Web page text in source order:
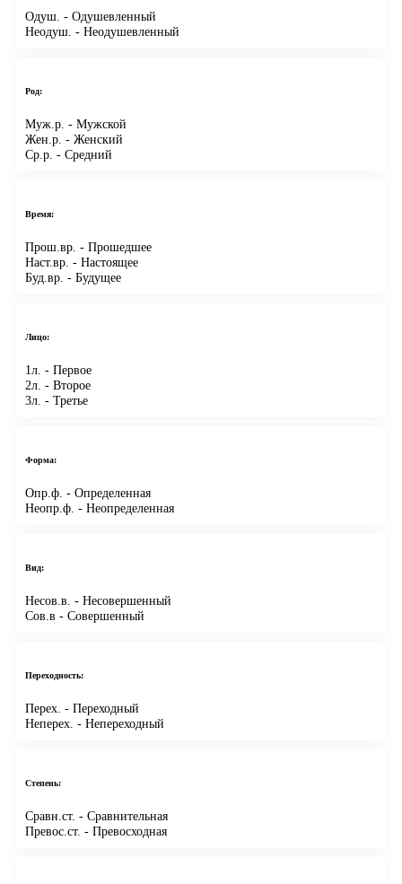
Одуш. - Одушевленный
Неодуш. - Неодушевленный
Род:
Муж.р. - Мужской
Жен.р. - Женский
Ср.р. - Средний
Время:
Прош.вр. - Прошедшее
Наст.вр. - Настоящее
Буд.вр. - Будущее
Лицо:
1л. - Первое
2л. - Второе
3л. - Третье
Форма:
Опр.ф. - Определенная
Неопр.ф. - Неопределенная
Вид:
Несов.в. - Несовершенный
Сов.в - Совершенный
Переходность:
Перех. - Переходный
Неперех. - Непереходный
Степень:
Сравн.ст. - Сравнительная
Превос.ст. - Превосходная